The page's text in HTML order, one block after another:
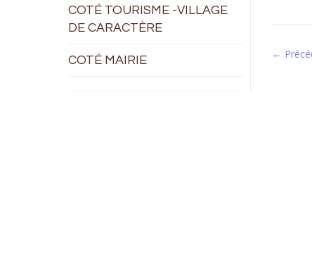
COTÉ TOURISME -VILLAGE
DE CARACTÈRE
COTÉ MAIRIE ←